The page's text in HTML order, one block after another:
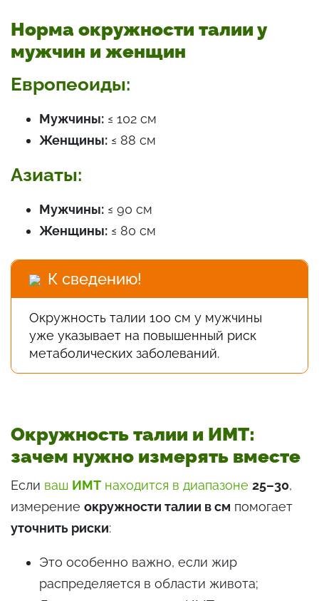
Норма окружности талии у
мужчин и женщин
Европеоиды:
Мужчины: ≤ 102 см
Женщины: ≤ 88 см
Азиаты:
Мужчины: ≤ 90 см
Женщины: ≤ 80 см
К сведению!
Окружность талии 100 см у мужчины
уже указывает на повышенный риск
метаболических заболеваний.
Окружность талии и ИМТ:
зачем нужно измерять вместе
Если ваш ИМТ находится в диапазоне 25–30,
измерение окружности талии в см помогает
уточнить риски:
Это особенно важно, если жир
распределяется в области живота;